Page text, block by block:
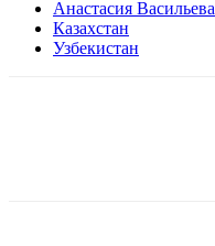
Анастасия Васильева
Казахстан
Узбекистан